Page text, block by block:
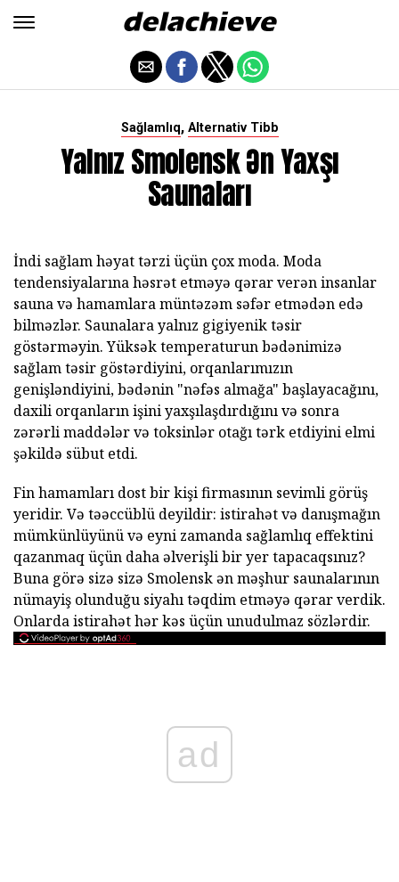
Sağlamlıq, Alternativ Tibb
Yalnız Smolensk Ən Yaxşı
Saunaları
İndi sağlam həyat tərzi üçün çox moda. Moda
tendensiyalarına həsrət etməyə qərar verən insanlar
sauna və hamamlara müntəzəm səfər etmədən edə
bilməzlər. Saunalara yalnız gigiyenik təsir
göstərməyin. Yüksək temperaturun bədənimizə
sağlam təsir göstərdiyini, orqanlarımızın
genişləndiyini, bədənin "nəfəs almağa" başlayacağını,
daxili orqanların işini yaxşılaşdırdığını və sonra
zərərli maddələr və toksinlər otağı tərk etdiyini elmi
şəkildə sübut etdi.
Fin hamamları dost bir kişi firmasının sevimli görüş
yeridir. Və təəccüblü deyildir: istirahət və danışmağın
mümkünlüyünü və eyni zamanda sağlamlıq effektini
qazanmaq üçün daha əlverişli bir yer tapacaqsınız?
Buna görə sizə sizə Smolensk ən məşhur saunalarının
nümayiş olunduğu siyahı təqdim etməyə qərar verdik.
Onlarda istirahət hər kəs üçün unudulmaz sözlərdir.
ad